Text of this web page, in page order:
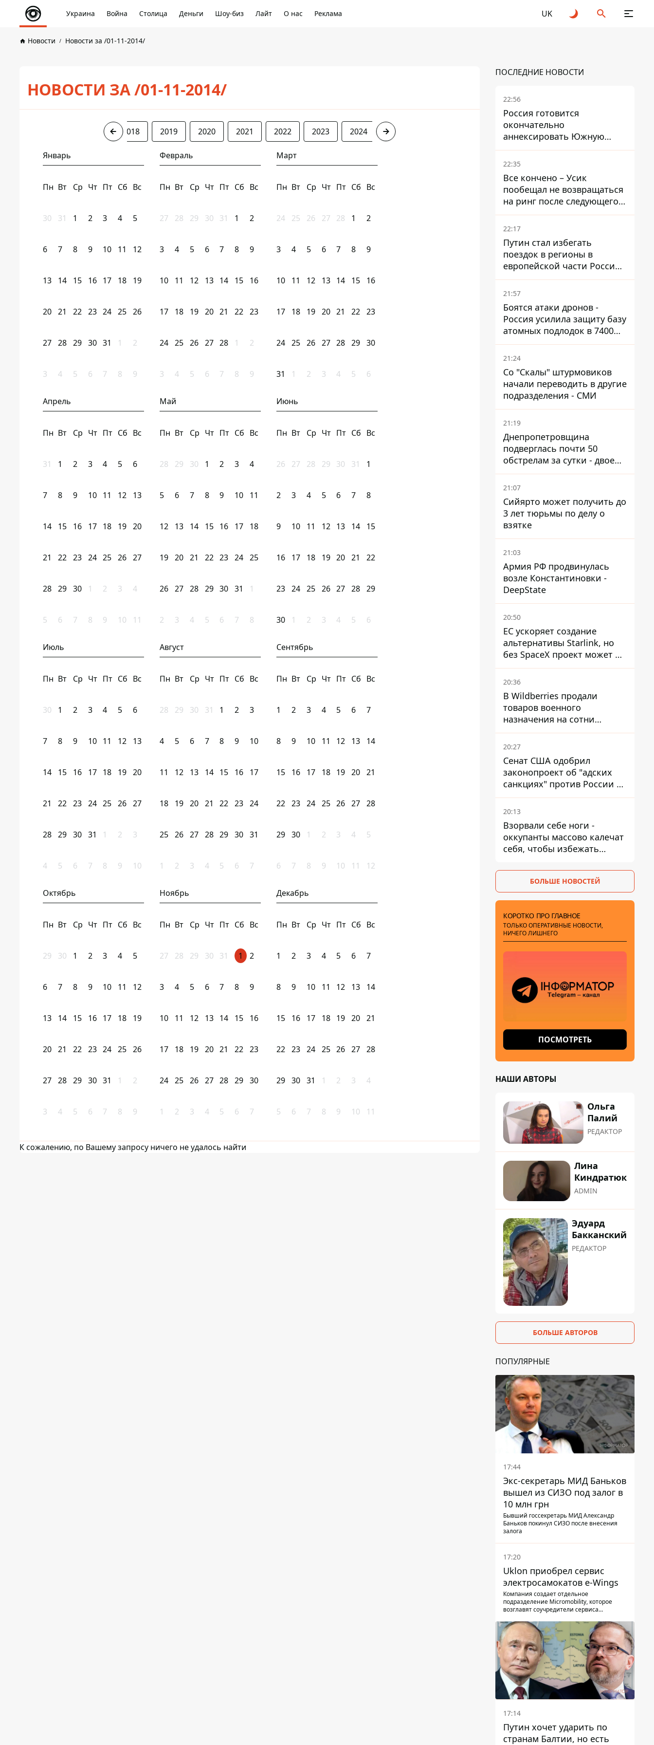
Украина Война Столица Деньги Шоу-биз Лайт О нас Реклама UK
Новости Новости за /01-11-2014/
НОВОСТИ ЗА /01-11-2014/
2018 2019 2020 2021 2022 2023 2024 2025
Январь
Пн Вт Ср Чт Пт Сб Вс
30 31 1 2 3 4 5
6 7 8 9 10 11 12
13 14 15 16 17 18 19
20 21 22 23 24 25 26
27 28 29 30 31 1 2
3 4 5 6 7 8 9
Февраль
Пн Вт Ср Чт Пт Сб Вс
27 28 29 30 31 1 2
3 4 5 6 7 8 9
10 11 12 13 14 15 16
17 18 19 20 21 22 23
24 25 26 27 28 1 2
3 4 5 6 7 8 9
Март
Пн Вт Ср Чт Пт Сб Вс
24 25 26 27 28 1 2
3 4 5 6 7 8 9
10 11 12 13 14 15 16
17 18 19 20 21 22 23
24 25 26 27 28 29 30
31 1 2 3 4 5 6
Апрель
Пн Вт Ср Чт Пт Сб Вс
31 1 2 3 4 5 6
7 8 9 10 11 12 13
14 15 16 17 18 19 20
21 22 23 24 25 26 27
28 29 30 1 2 3 4
5 6 7 8 9 10 11
Май
Пн Вт Ср Чт Пт Сб Вс
28 29 30 1 2 3 4
5 6 7 8 9 10 11
12 13 14 15 16 17 18
19 20 21 22 23 24 25
26 27 28 29 30 31 1
2 3 4 5 6 7 8
Июнь
Пн Вт Ср Чт Пт Сб Вс
26 27 28 29 30 31 1
2 3 4 5 6 7 8
9 10 11 12 13 14 15
16 17 18 19 20 21 22
23 24 25 26 27 28 29
30 1 2 3 4 5 6
Июль
Пн Вт Ср Чт Пт Сб Вс
30 1 2 3 4 5 6
7 8 9 10 11 12 13
14 15 16 17 18 19 20
21 22 23 24 25 26 27
28 29 30 31 1 2 3
4 5 6 7 8 9 10
Август
Пн Вт Ср Чт Пт Сб Вс
28 29 30 31 1 2 3
4 5 6 7 8 9 10
11 12 13 14 15 16 17
18 19 20 21 22 23 24
25 26 27 28 29 30 31
1 2 3 4 5 6 7
Сентябрь
Пн Вт Ср Чт Пт Сб Вс
1 2 3 4 5 6 7
8 9 10 11 12 13 14
15 16 17 18 19 20 21
22 23 24 25 26 27 28
29 30 1 2 3 4 5
6 7 8 9 10 11 12
Октябрь
Пн Вт Ср Чт Пт Сб Вс
29 30 1 2 3 4 5
6 7 8 9 10 11 12
13 14 15 16 17 18 19
20 21 22 23 24 25 26
27 28 29 30 31 1 2
3 4 5 6 7 8 9
Ноябрь
Пн Вт Ср Чт Пт Сб Вс
27 28 29 30 31 1 2
3 4 5 6 7 8 9
10 11 12 13 14 15 16
17 18 19 20 21 22 23
24 25 26 27 28 29 30
1 2 3 4 5 6 7
Декабрь
Пн Вт Ср Чт Пт Сб Вс
1 2 3 4 5 6 7
8 9 10 11 12 13 14
15 16 17 18 19 20 21
22 23 24 25 26 27 28
29 30 31 1 2 3 4
5 6 7 8 9 10 11
К сожалению, по Вашему запросу ничего не удалось найти
ПОСЛЕДНИЕ НОВОСТИ
22:56
Россия готовится
окончательно
аннексировать Южную
Осетию – страны НАТО
обеспокоены
22:35
Все кончено – Усик
пообещал не возвращаться
на ринг после следующего
боя
22:17
Путин стал избегать
поездок в регионы в
европейской части России,
куда регулярно долетают
дроны
21:57
Боятся атаки дронов -
Россия усилила защиту базу
атомных подлодок в 7400
км от Украины
21:24
Со "Скалы" штурмовиков
начали переводить в другие
подразделения - СМИ
21:19
Днепропетровщина
подверглась почти 50
обстрелам за сутки - двое
погибших, шесть
пострадавших
21:07
Сийярто может получить до
3 лет тюрьмы по делу о
взятке
21:03
Армия РФ продвинулась
возле Константиновки -
DeepState
20:50
ЕС ускоряет создание
альтернативы Starlink, но
без SpaceX проект может не
обойтись
20:36
В Wildberries продали
товаров военного
назначения на сотни
миллионов, но удары ВСУ
изменили ситуацию
20:27
Сенат США одобрил
законопроект об "адских
санкциях" против России и
Ирана
20:13
Взорвали себе ноги -
оккупанты массово калечат
себя, чтобы избежать
БОЛЬШЕ НОВОСТЕЙ
КОРОТКО ПРО ГЛАВНОЕ
ТОЛЬКО ОПЕРАТИВНЫЕ НОВОСТИ,
НИЧЕГО ЛИШНЕГО
ПОСМОТРЕТЬ
НАШИ АВТОРЫ
Ольга
Палий
РЕДАКТОР
Лина
Киндратюк
ADMIN
Эдуард
Бакканский
РЕДАКТОР
БОЛЬШЕ АВТОРОВ
ПОПУЛЯРНЫЕ
17:44
Экс-секретарь МИД Баньков
вышел из СИЗО под залог в
10 млн грн
Бывший госсекретарь МИД Александр
Баньков покинул СИЗО после внесения
залога
17:20
Uklon приобрел сервис
электросамокатов e-Wings
Компания создает отдельное
подразделение Micromobility, которое
возглавят соучредители сервиса
17:14
Путин хочет ударить по
странам Балтии, но есть